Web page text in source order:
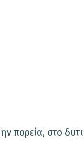
πορεία, στο